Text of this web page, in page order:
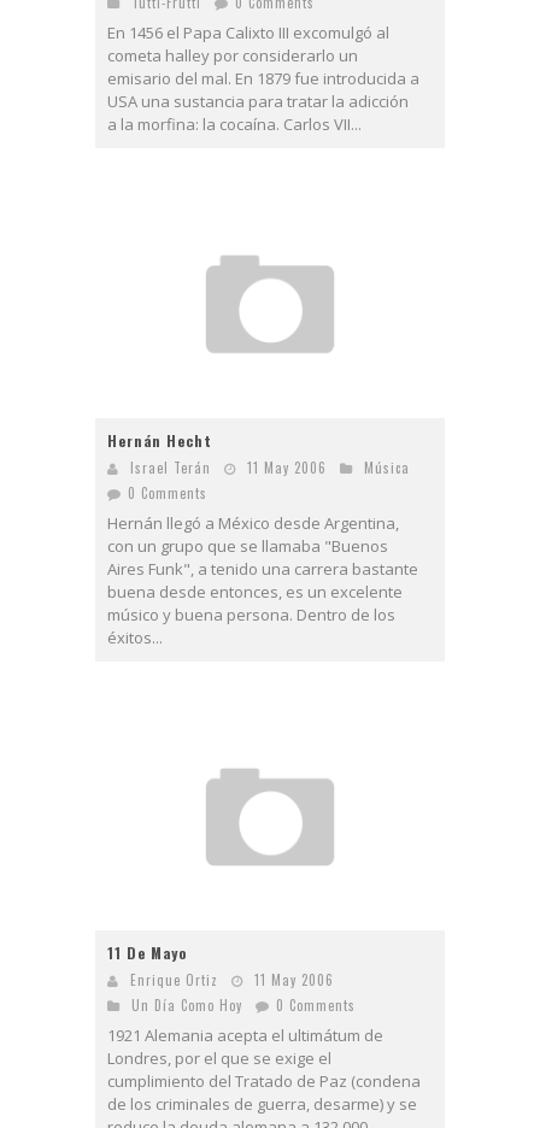
En 1456 el Papa Calixto III excomulgó al
cometa halley por considerarlo un
emisario del mal. En 1879 fue introducida a
USA una sustancia para tratar la adicción
a la morfina: la cocaína. Carlos VII...
Hernán Hecht
Israel Terán 11 May 2006
Música
0 Comments
Hernán llegó a México desde Argentina,
con un grupo que se llamaba "Buenos
Aires Funk", a tenido una carrera bastante
buena desde entonces, es un excelente
músico y buena persona. Dentro de los
éxitos...
11 De Mayo
Enrique Ortiz
11 May 2006
Un Día Como Hoy
0 Comments
1921 Alemania acepta el ultimátum de
Londres, por el que se exige el
cumplimiento del Tratado de Paz (condena
de los criminales de guerra, desarme) y se